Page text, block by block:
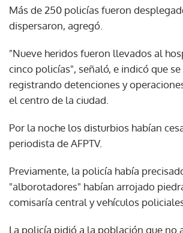
Más de 250 policías fueron
dispersaron, agregó.
"Nueve heridos fueron llevados al
cinco policías", señaló, e indicó que
registrando detenciones y
el centro de la ciudad.
Por la noche los disturbios habían
periodista de AFPTV.
Previamente, la policía había
"alborotadores" habían arrojado
comisaría central y vehículos
La policía pidió a la población que no